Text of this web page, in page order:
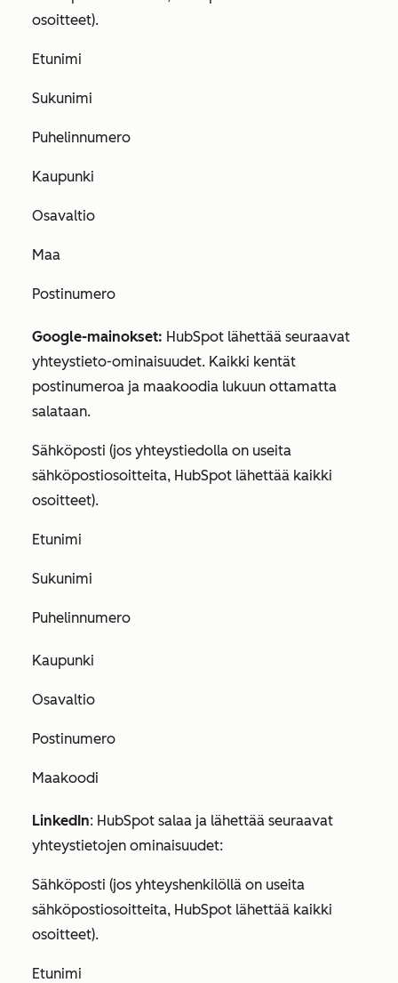
osoitteet).
Etunimi
Sukunimi
Puhelinnumero
Kaupunki
Osavaltio
Maa
Postinumero
Google-mainokset: HubSpot lähettää seuraavat
yhteystieto-ominaisuudet. Kaikki kentät
postinumeroa ja maakoodia lukuun ottamatta
salataan.
Sähköposti (jos yhteystiedolla on useita
sähköpostiosoitteita, HubSpot lähettää kaikki
osoitteet).
Etunimi
Sukunimi
Puhelinnumero
Kaupunki
Osavaltio
Postinumero
Maakoodi
LinkedIn: HubSpot salaa ja lähettää seuraavat
yhteystietojen ominaisuudet:
Sähköposti (jos yhteyshenkilöllä on useita
sähköpostiosoitteita, HubSpot lähettää kaikki
osoitteet).
Etunimi